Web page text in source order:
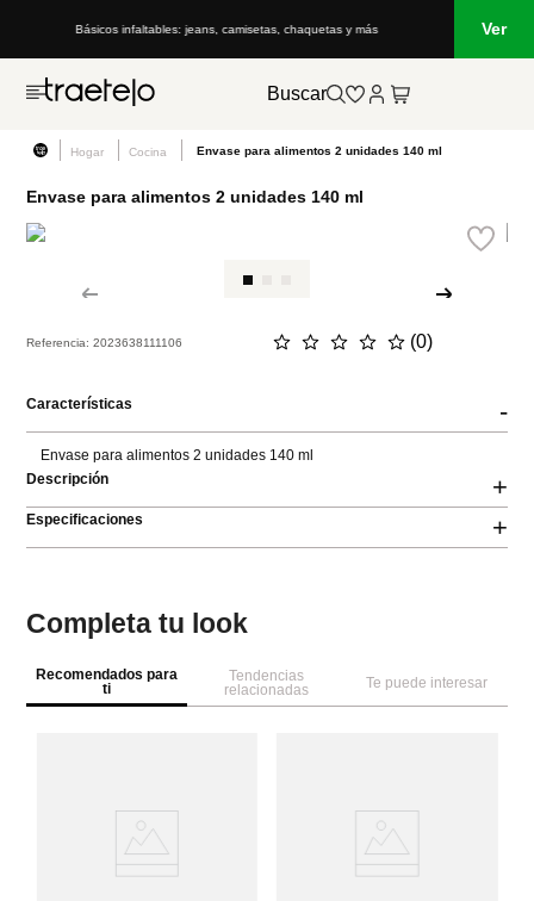
Básicos infaltables: jeans, camisetas, chaquetas y más Ver
Buscar
Hogar Cocina Envase para alimentos 2 unidades 140 ml
Envase para alimentos 2 unidades 140 ml
Referencia:2023638111106 ☆ ☆ ☆ ☆ ☆ (0)
Características -
Envase para alimentos 2 unidades 140 ml
Descripción
+
Especificaciones +
Completa tu look
Recomendados para
ti
Tendencias
relacionadas
Te puede interesar